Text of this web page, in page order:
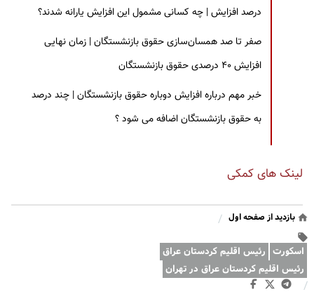
درصد افزایش | چه کسانی مشمول این افزایش یارانه شدند؟
صفر تا صد همسان‌سازی حقوق بازنشستگان | زمان نهایی
افزایش ۴۰ درصدی حقوق بازنشستگان
خبر مهم درباره افزایش دوباره حقوق بازنشستگان | چند درصد
به حقوق بازنشستگان اضافه می شود ؟
لینک های کمکی
بازدید از صفحه اول /
اسکورت رئیس اقلیم کردستان عراق
رئیس اقلیم کردستان عراق در تهران
/